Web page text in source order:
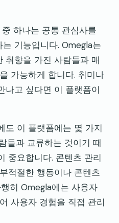
하나는 공통 관심사를
기능입니다. Omegla는
취향을 가진 사람들과 매
가능하게 합니다. 취미나
나고 싶다면 이 플랫폼이
도 이 플랫폼에는 몇 가지
들과 교류하는 것이기 때
중요합니다. 콘텐츠 관리
적절한 행동이나 콘텐츠
히 Omegla에는 사용자
사용자 경험을 직접 관리